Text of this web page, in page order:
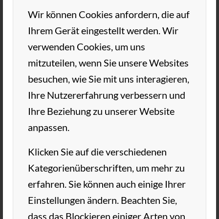
Wir können Cookies anfordern, die auf
Ihrem Gerät eingestellt werden. Wir
verwenden Cookies, um uns
mitzuteilen, wenn Sie unsere Websites
besuchen, wie Sie mit uns interagieren,
Ihre Nutzererfahrung verbessern und
Ihre Beziehung zu unserer Website
anpassen.
Klicken Sie auf die verschiedenen
Kategorienüberschriften, um mehr zu
erfahren. Sie können auch einige Ihrer
Einstellungen ändern. Beachten Sie,
dass das Blockieren einiger Arten von
Abstandsregeln auf der gesamten
Anlage einhalten
Spielbetrieb nur nach Vorgabe vom
Verband
Doppel ist nicht erlaubt – mit Ausnahme
von Personen des gemeinsamen
Haushaltes
Abstandsregeln ( Spielpause / Wechsel )
erlaubt
Training ausserhalb geschlossener
Räume ohne Körperkontakt (